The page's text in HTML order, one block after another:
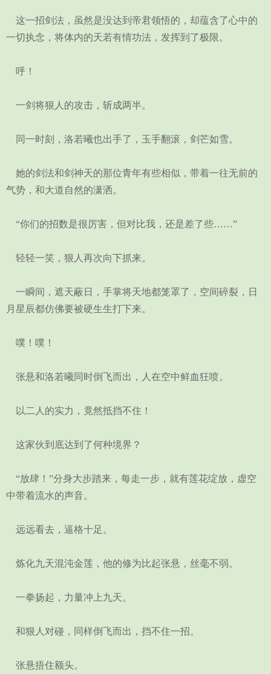
这一招剑法，虽然是没达到帝君领悟的，却蕴含了心中的
一切执念，将体内的天若有情功法，发挥到了极限。
呼！
一剑将狠人的攻击，斩成两半。
同一时刻，洛若曦也出手了，玉手翻滚，剑芒如雪。
她的剑法和剑神天的那位青年有些相似，带着一往无前的
气势，和大道自然的潇洒。
“你们的招数是很厉害，但对比我，还是差了些……”
轻轻一笑，狠人再次向下抓来。
一瞬间，遮天蔽日，手掌将天地都笼罩了，空间碎裂，日
月星辰都仿佛要被硬生生打下来。
噗！噗！
张悬和洛若曦同时倒飞而出，人在空中鲜血狂喷。
以二人的实力，竟然抵挡不住！
这家伙到底达到了何种境界？
“放肆！”分身大步踏来，每走一步，就有莲花绽放，虚空
中带着流水的声音。
远远看去，逼格十足。
炼化九天混沌金莲，他的修为比起张悬，丝毫不弱。
一拳扬起，力量冲上九天。
和狠人对碰，同样倒飞而出，挡不住一招。
张悬捂住额头。